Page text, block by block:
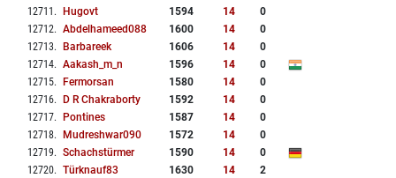
12711 . Hugovt 1594 14
0
12712. Abdelhameed088 1600 14
0
12713. Barbareek 1606 14
0
12714. Aakash_m_n 1596 14
0
12715. Fermorsan 1580 14
0
12716. D R Chakraborty 1592 14
0
12717. Pontines 1587 14
0
12718. Mudreshwar090 1572 14
0
12719. Schachstürmer 1590 14
0
12720. Türknauf83 1630 14
2